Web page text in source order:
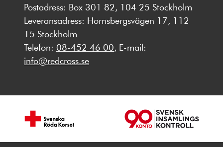
Postadress: Box 301 82, 104 25 Stockholm
Leveransadress: Hornsbergsvägen 17, 112
15 Stockholm
Telefon: 08-452 46 00, E-mail:
info@redcross.se